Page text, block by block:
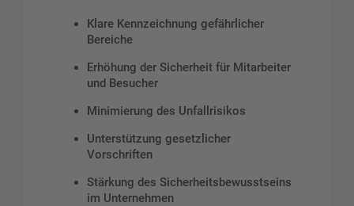
Klare Kennzeichnung gefährlicher
Bereiche
Erhöhung der Sicherheit für Mitarbeiter
und Besucher
Minimierung des Unfallrisikos
Unterstützung gesetzlicher
Vorschriften
Stärkung des Sicherheitsbewusstseins
im Unternehmen